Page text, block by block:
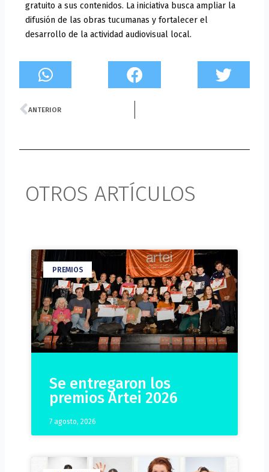
gratuito a sus contenidos. La iniciativa busca ampliar la
difusión de las obras tucumanas y fortalecer el
desarrollo de la actividad audiovisual local.
Prev
ANTERIOR
OTROS ARTÍCULOS
PREMIOS
Se entregaron los
premios Artei 2026
7 agosto, 2026